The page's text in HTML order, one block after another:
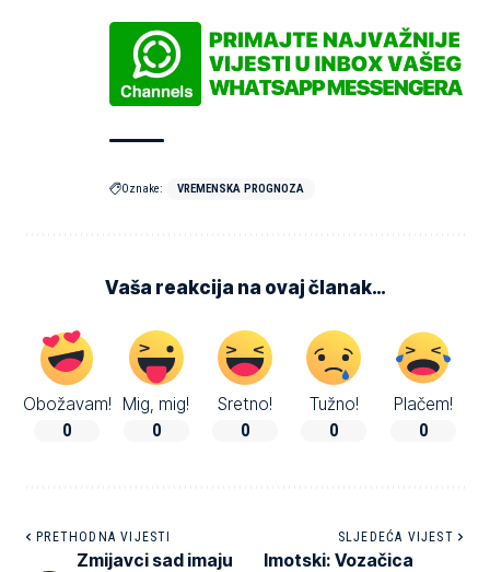
Oznake: VREMENSKA PROGNOZA
Vaša reakcija na ovaj članak…
Obožavam!
0
Mig, mig!
0
Sretno!
0
Tužno!
0
Plačem!
0
PRETHODNA VIJESTI
Zmijavci sad imaju
SLJEDEĆA VIJEST
Imotski: Vozačica